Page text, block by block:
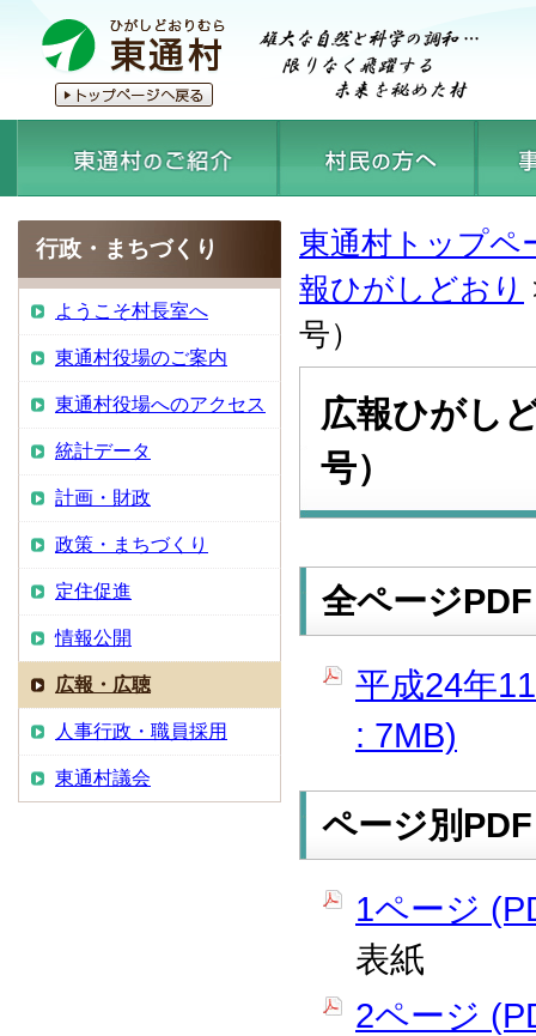
東通村トップペ
報ひがしどおり
号）
広報ひがし
号）
全ページPDF
平成24年
: 7MB)
ページ別PDF
1ページ
表紙
2ページ
行政・まちづくり
ようこそ村長室へ
東通村役場のご案内
東通村役場へのアクセス
統計データ
計画・財政
政策・まちづくり
定住促進
情報公開
広報・広聴
人事行政・職員採用
東通村議会